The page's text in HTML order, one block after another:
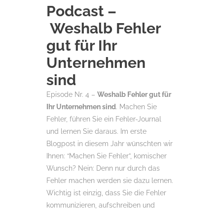
Podcast –
Weshalb Fehler
gut für Ihr
Unternehmen
sind
Episode Nr. 4 – Weshalb Fehler gut für
Ihr Unternehmen sind. Machen Sie
Fehler, führen Sie ein Fehler-Journal
und lernen Sie daraus. Im erste
Blogpost in diesem Jahr wünschten wir
Ihnen: “Machen Sie Fehler”, komischer
Wunsch? Nein: Denn nur durch das
Fehler machen werden sie dazu lernen.
Wichtig ist einzig, dass Sie die Fehler
kommunizieren, aufschreiben und